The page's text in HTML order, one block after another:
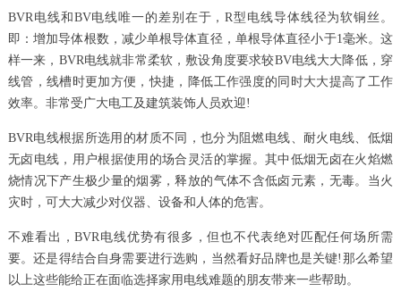
BVR电线和BV电线唯一的差别在于，R型电线导体线径为软铜丝。
即：增加导体根数，减少单根导体直径，单根导体直径小于1毫米。这
样一来，BVR电线就非常柔软，敷设角度要求较BV电线大大降低，穿
线管，线槽时更加方便，快捷，降低工作强度的同时大大提高了工作
效率。非常受广大电工及建筑装饰人员欢迎!
BVR电线根据所选用的材质不同，也分为阻燃电线、耐火电线、低烟
无卤电线，用户根据使用的场合灵活的掌握。其中低烟无卤在火焰燃
烧情况下产生极少量的烟雾，释放的气体不含低卤元素，无毒。当火
灾时，可大大减少对仪器、设备和人体的危害。
不难看出，BVR电线优势有很多，但也不代表绝对匹配任何场所需
要。还是得结合自身需要进行选购，当然看好品牌也是关键!那么希望
以上这些能给正在面临选择家用电线难题的朋友带来一些帮助。